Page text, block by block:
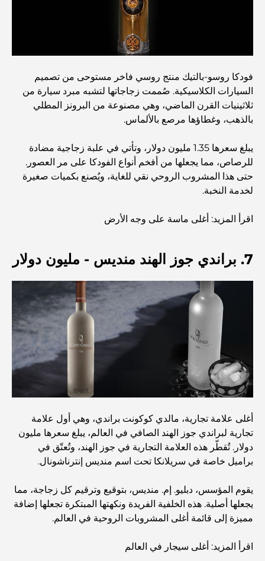
صالات رياضية في مركز دبي المالي العالمي: حيث يلتقي اللياقة
البدنية بأسلوب حياة الأعمال
أندر سيارة في العالم: أساطير السيارات التي لا تُقدر بثمن
منصات التداول في الإمارات العربية المتحدة: دليل للمستثمرين
نادي شاطئ العائلة في دبي: حيث يلتقي المرح بالاسترخاء
أفضل مدارس البكالوريا الدولية في دبي: دليل شامل لأولياء
الأمور
المخطط الرئيسي لتلال دبي: رؤية للحياة المجتمعية العصرية
مطعم دار أوبرا دبي: حيث يلتقي الطعام الفاخر بالثقافة
أغلى ماركات البدلات التي تُعرّف مفهوم الخياطة الفاخرة
مطاعم شاطئ J1: وجهة دبي الجديدة لتناول الطعام الفاخر
أغلى ساعات رولكس التي بيعت على الإطلاق
أفضل المقاهي في وسط مدينة دبي: دليل شامل لعشاق القهوة
فودكا روسو-بالتيك منتج روسي فاخر مستوحى من تصميم
السيارات الكلاسيكية. صُممت زجاجاتها لتشبه مبرد سيارة من
ثلاثينيات القرن الماضي، وهي مصنوعة من البرونز المطلي
بالذهب، وغطاؤها مرصع بالألماس.
يبلغ سعرها 1.35 مليون دولار، وتأتي في علبة زجاجية مضادة
للرصاص، مما يجعلها من أفخم أنواع الفودكا على مر العصور.
حتى هذا المشروب الروحي نقي للغاية، ويُصنع بكميات صغيرة
لخدمة النخبة.
اقرأ المزيد: أغلى ماسة على وجه الأرض
7. براندي جوز الهند منديس - مليون دولار
أغلى علامة تجارية، مالدي كوكونت براندي، وهي أول علامة
تجارية لبراندي جوز الهند الصافي في العالم، يبلغ سعرها مليون
دولار. تُقطّر هذه العلامة التجارية في جوز الهند، وتُعتّق في
براميل خاصة في سريلانكا تحت اسم منديس إنترناشونال.
يقوم المؤسس، دبليو. إم. منديس، بتوقيع وترقيم كل زجاجة، مما
يجعلها أصلية. هذه الخلفية الفريدة ونكهتها المبتكرة تجعلها إضافة
مميزة إلى قائمة أغلى المشروبات الروحية في العالم.
اقرأ المزيد: أغلى سيجار في العالم